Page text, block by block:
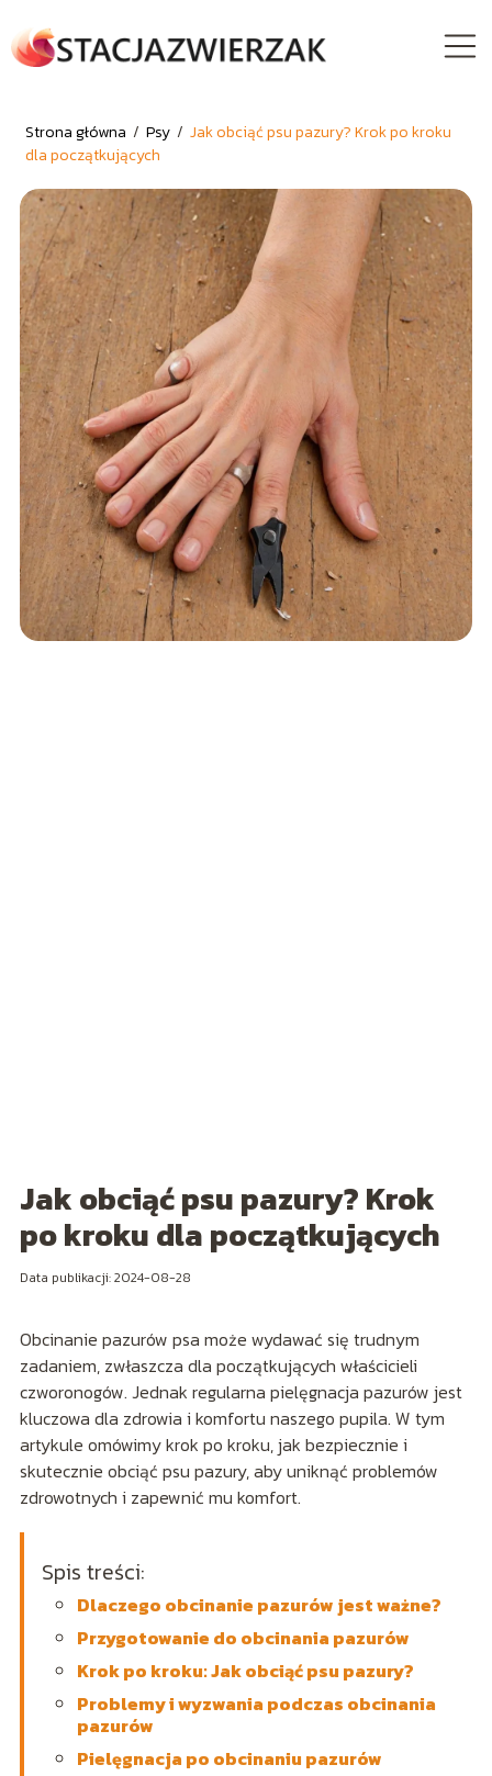
Strona główna / Psy / Jak obciąć psu pazury? Krok po kroku
dla początkujących
Jak obciąć psu pazury? Krok
po kroku dla początkujących
Data publikacji: 2024-08-28
Obcinanie pazurów psa może wydawać się trudnym
zadaniem, zwłaszcza dla początkujących właścicieli
czworonogów. Jednak regularna pielęgnacja pazurów jest
kluczowa dla zdrowia i komfortu naszego pupila. W tym
artykule omówimy krok po kroku, jak bezpiecznie i
skutecznie obciąć psu pazury, aby uniknąć problemów
zdrowotnych i zapewnić mu komfort.
Spis treści:
Dlaczego obcinanie pazurów jest ważne?
Przygotowanie do obcinania pazurów
Krok po kroku: Jak obciąć psu pazury?
Problemy i wyzwania podczas obcinania
pazurów
Pielęgnacja po obcinaniu pazurów